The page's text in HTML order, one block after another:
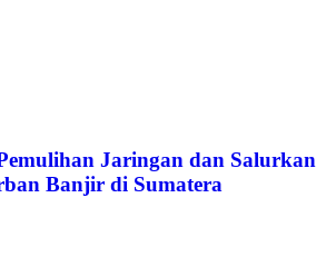
Jaringan dan Salurkan
Banjir di Sumatera